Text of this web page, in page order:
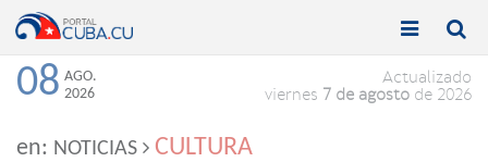
Toggle

Toggle

08 AGO.
2026
Actualizado
viernes 7 de agosto de 2026
en: NOTICIAS CULTURA